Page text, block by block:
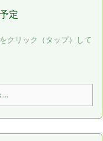
定
クリック（タップ）して